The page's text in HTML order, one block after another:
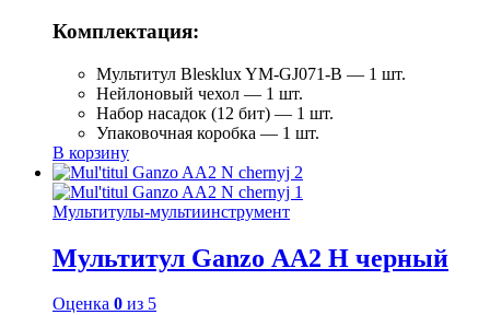
Комплектация:
Мультитул Blesklux YM-GJ071-B — 1 шт.
Нейлоновый чехол — 1 шт.
Набор насадок (12 бит) — 1 шт.
Упаковочная коробка — 1 шт.
В корзину
Мультитулы-мультиинструмент
Мультитул Ganzo АА2 Н черный
Оценка 0 из 5